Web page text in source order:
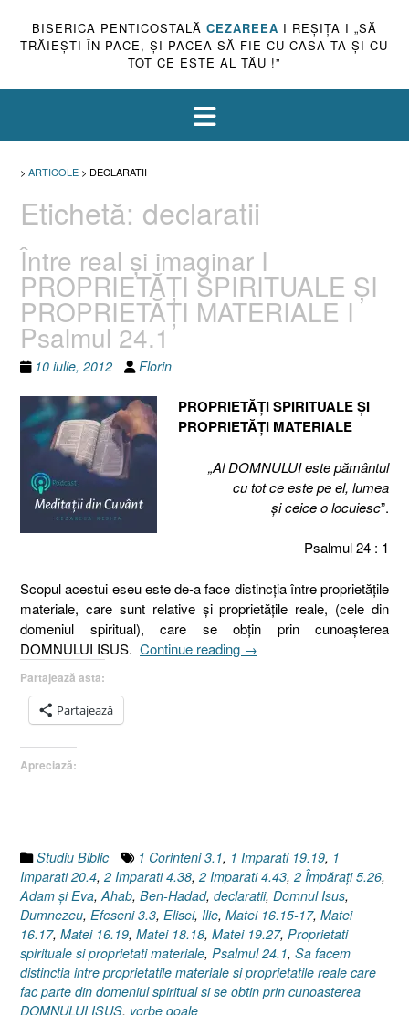
BISERICA PENTICOSTALĂ CEZAREEA I REŞIŢA I „SĂ
TRĂIEŞTI ÎN PACE, ŞI PACEA SĂ FIE CU CASA TA ŞI CU
TOT CE ESTE AL TĂU !”
> ARTICOLE > DECLARATII
Etichetă: declaratii
Între real şi imaginar I
PROPRIETĂŢI SPIRITUALE ŞI
PROPRIETĂŢI MATERIALE I
Psalmul 24.1
10 iulie, 2012 Florin
PROPRIETĂŢI SPIRITUALE ŞI
PROPRIETĂŢI MATERIALE
„Al DOMNULUI este pământul
cu tot ce este pe el, lumea
şi ceice o locuiesc”.
Psalmul 24 : 1
Scopul acestui eseu este de-a face distincţia între proprietăţile
materiale, care sunt relative şi proprietăţile reale, (cele din
domeniul spiritual), care se obţin prin cunoaşterea
DOMNULUI ISUS. Continue reading „Între
I
Psalmul
24.1”
→
Partajează asta:
Partajează
Apreciază:
Studiu Biblic 1 Corinteni 3.1, 1 Imparati 19.19, 1
Imparati 20.4, 2 Imparati 4.38, 2 Imparati 4.43, 2 Împăraţi 5.26,
Adam şi Eva, Ahab, Ben-Hadad, declaratii, Domnul Isus,
Dumnezeu, Efeseni 3.3, Elisei, Ilie, Matei 16.15-17, Matei
16.17, Matei 16.19, Matei 18.18, Matei 19.27, Proprietati
spirituale si proprietati materiale, Psalmul 24.1, Sa facem
distinctia intre proprietatile materiale si proprietatile reale care
fac parte din domeniul spiritual si se obtin prin cunoasterea
DOMNULUI ISUS, vorbe goale